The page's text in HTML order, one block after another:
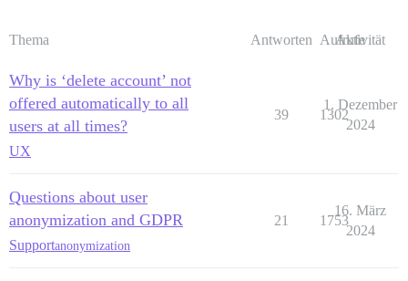
Thema Antworten Aufrufe
Aktivität
Why is ‘delete account’ not
offered automatically to all
users at all times?
UX
39 1302
1. Dezember
2024
Questions about user
anonymization and GDPR
Supportanonymization
21 1753
16. März
2024